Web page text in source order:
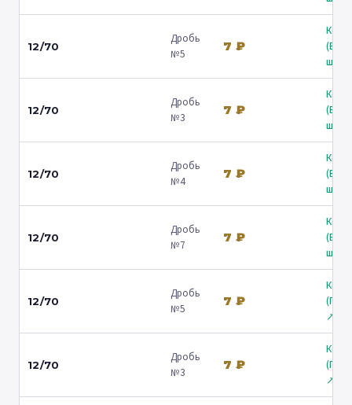
12/70
Дробь
№5
7 ₽
ш.) ↗
12/70
Дробь
№3
7 ₽
ш.) ↗
12/70
Дробь
№4
7 ₽
ш.) ↗
12/70
Дробь
№7
7 ₽
ш.) ↗
12/70
Дробь
№5
7 ₽
↗
12/70
Дробь
№3
7 ₽
↗